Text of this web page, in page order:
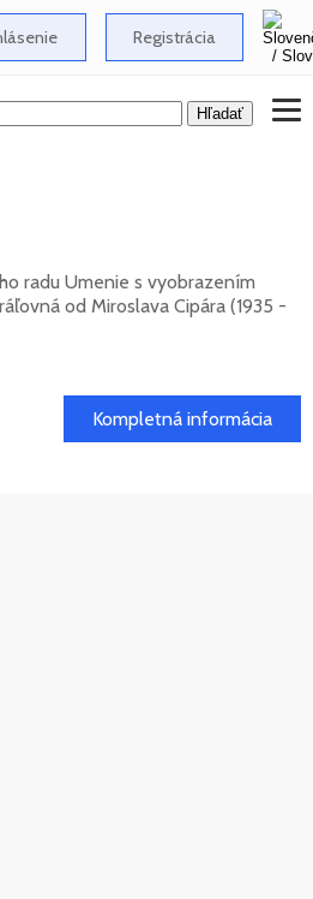
Registrácia
radu Umenie s vyobrazením
od Miroslava Cipára (1935 -
Kompletná informácia